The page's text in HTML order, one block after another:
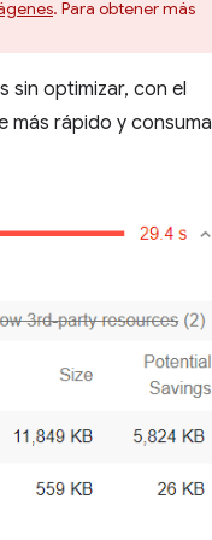
. Para obtener más
sin optimizar, con el
más rápido y consuma